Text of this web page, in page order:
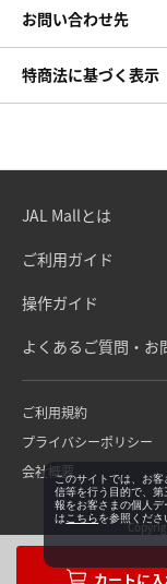
お問い合わせ先
特商法に基づく表示
JAL Mallとは
ご利用ガイド
操作ガイド
よくあるご質問・お
ご利用規約
プライバシーポリシー
会社概要このサイトでは、お
信等を行う目的で、
報をお客さまの個人デ
は こちらを参照くださ